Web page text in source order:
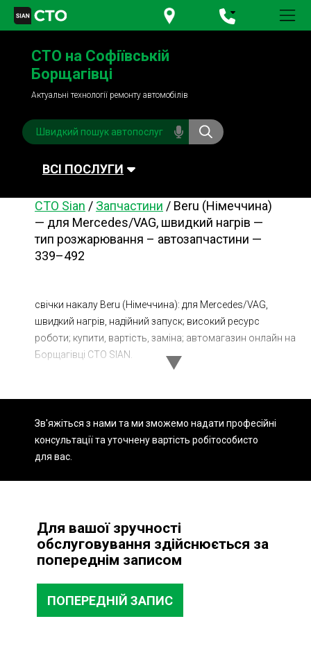
+380 95781-84-84
+380 98791-84-84
СТО на Софіївській
Борщагівці
Актуальні технології ремонту автомобілів
ВСІ ПОСЛУГИ
Автомийка Планове ТО
Паливна система Рульове керування
Ходова частина Зчеплення
ГРМ
СТО Sian / Запчастини / Beru (Німеччина)
— для Mercedes/VAG, швидкий нагрів —
тип розжарювання – автозапчастини —
339–492
Зв'яжіться з нами та ми зможемо надати професійні
консультації та уточнену вартість робітособисто
для вас.
свічки накалу Beru (Німеччина): для Mercedes/VAG,
швидкий нагрів, надійний запуск; високий ресурс
роботи; купити, вартість, заміна; автомагазин онлайн на
Борщагівці СТО SIAN.
Для вашої зручності
обслуговування здійснюється за
попереднім записом
ПОПЕРЕДНІЙ ЗАПИС